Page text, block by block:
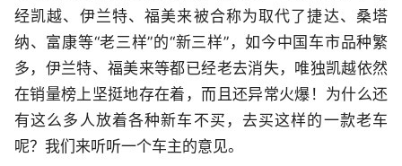
经凯越、伊兰特、福美来被合称为取代了捷达、桑塔
纳、富康等“老三样”的“新三样”，如今中国车市品种繁
多，伊兰特、福美来等都已经老去消失，唯独凯越依然
在销量榜上坚挺地存在着，而且还异常火爆！为什么还
有这么多人放着各种新车不买，去买这样的一款老车
呢？我们来听听一个车主的意见。